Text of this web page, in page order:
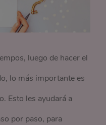
luego de hacer el
lo más importante es
Esto les ayudará a
por paso, para